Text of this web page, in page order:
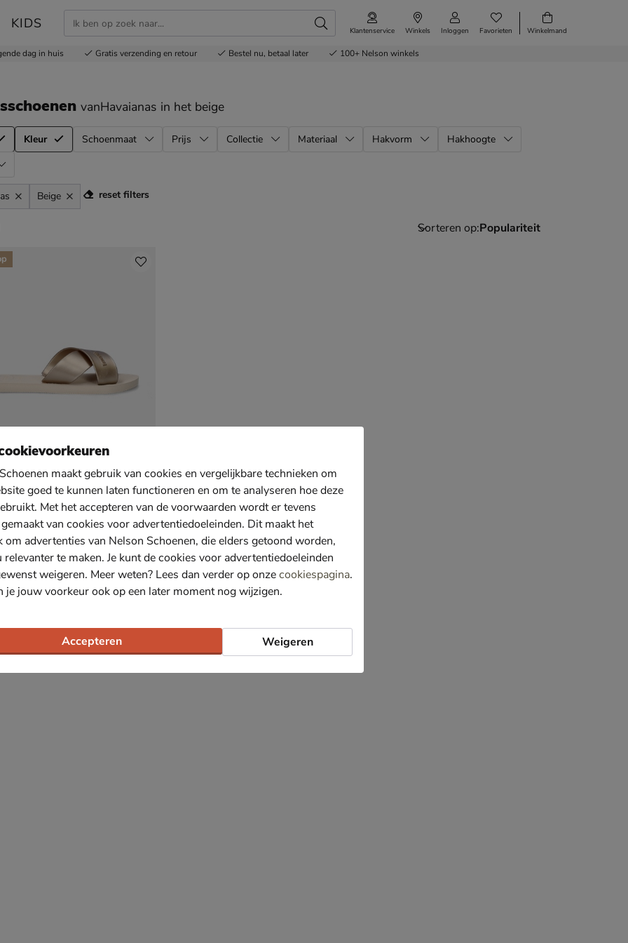
KIDS Klantenservice Winkels Inloggen Favorieten Winkelmand
dag in huis Gratis verzending en retour Bestel nu, betaal later 100+ Nelson winkels
vanHavaianas in het beige
Kleur Schoenmaat Prijs Collectie Materiaal Hakvorm
Hakhoogte
Beige reset filters
Sorteren op:
Aqua Metallic
beige
maakt gebruik van cookies en vergelijkbare technieken om
goed te kunnen laten functioneren en om te analyseren hoe deze
Met het accepteren van de voorwaarden wordt er tevens
van cookies voor advertentiedoeleinden. Dit maakt het
om advertenties van Nelson Schoenen, die elders getoond worden,
relevanter te maken. Je kunt de cookies voor advertentiedoeleinden
weigeren. Meer weten? Lees dan verder op onzecookiespagina.
je jouw voorkeur ook op een later moment nog wijzigen.
Accepteren Weigeren